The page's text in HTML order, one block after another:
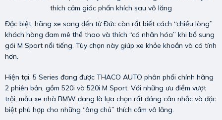
thích cảm giác phấn khích sau vô lăng
Đặc biệt, hãng xe sang đến từ Đức còn rất biết cách “chiều lòng”
khách hàng đam mê thể thao và thích “cá nhân hóa” khi bổ sung
gói M Sport nổi tiếng. Tùy chọn này giúp xe khỏe khoắn và cá tính
hơn.
Hiện tại, 5 Series đang được THACO AUTO phân phối chính hãng
2 phiên bản, gồm 520i và 520i M Sport. Với những ưu điểm vượt
trội, mẫu xe nhà BMW đang là lựa chọn rất đáng cân nhắc và đặc
biệt phù hợp cho những “ông chủ” thích cầm vô lăng.